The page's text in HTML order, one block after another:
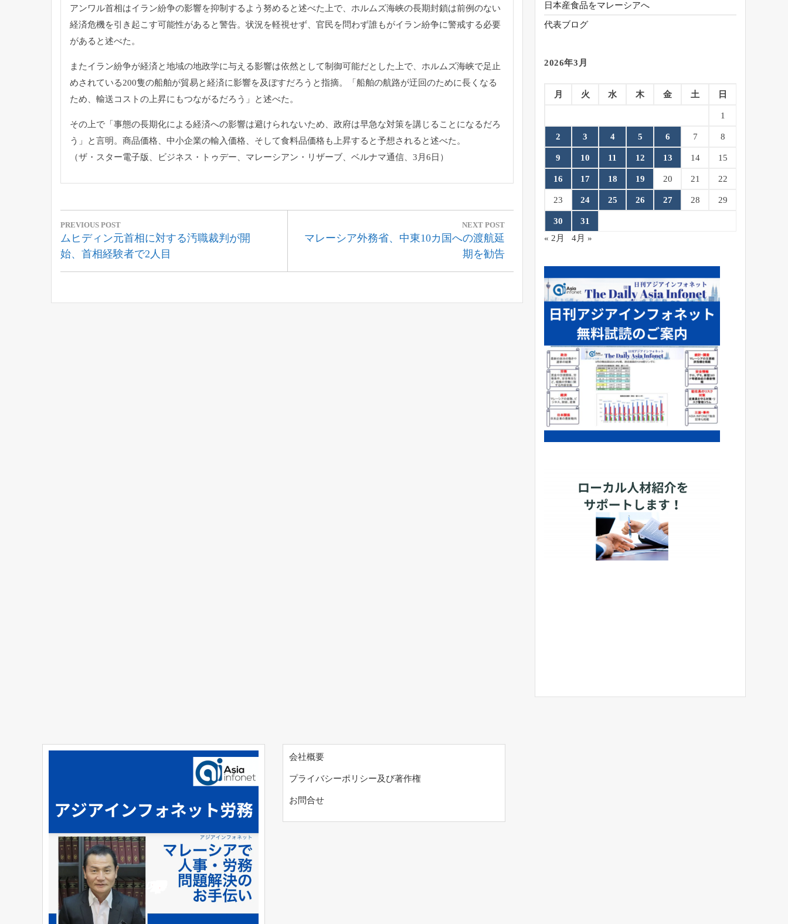
アンワル首相はイラン紛争の影響を抑制するよう努めると述べた上で、 ホルムズ海峡の長期封鎖は前例のない
経済危機を引き起こす可能性があると警告。状況を軽視せず、 官民を問わず誰もがイラン紛争に警戒する必要
があると述べた。
またイラン紛争が経済と地域の地政学に与える影響は依然として制 御可能だとした上で、 ホルムズ海峡で足止
めされている200隻の船舶が貿易と経済に影響を及ぼすだろうと指摘。「 船舶の航路が迂回のために長くなる
ため、 輸送コストの上昇にもつながるだろう」と述べた。
その上で「事態の長期化による経済への影響は避けられないため、 政府は早急な対策を講じることになるだろ
う」と言明。商品価格、 中小企業の輸入価格、 そして食料品価格も上昇すると予想されると述べた。
（ザ・スター電子版、ビジネス・トゥデー、マレーシアン・ リザーブ、ベルナマ通信、3月6日）
投
稿
ナ
ビ
PREVIOUS POST
Previous
Post:
ムヒディン元首相に対する汚職裁判が開
始、首相経験者で2人目
NEXT POST
Next
マレーシア外務省、中東10カ国への渡航延
期を勧告
日本産食品をマレーシアへ
代表ブログ
2026年3月
月 火 水 木 金 土 日
1
2 3 4 5 6 7 8
9 10 11 12 13 14 15
16 17 18 19 20 21 22
23 24 25 26 27 28 29
30
31
« 2月
4月 »
会社概要
プライバシーポリシー及び著作権
お問合せ